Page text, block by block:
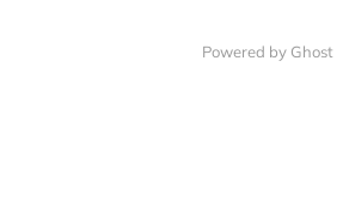
Powered by Ghost